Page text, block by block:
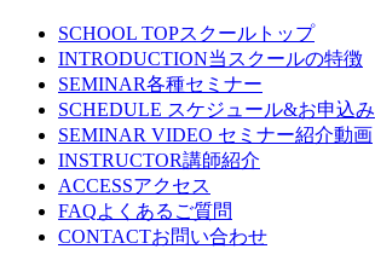
SCHOOL TOPスクールトップ
INTRODUCTION当スクールの特徴
SEMINAR各種セミナー
SCHEDULE スケジュール&お申込み
SEMINAR VIDEO セミナー紹介動画
INSTRUCTOR講師紹介
ACCESSアクセス
FAQよくあるご質問
CONTACTお問い合わせ